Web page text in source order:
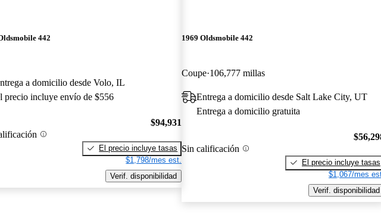
442
a domicilio desde Volo, IL
precio incluye envío de $556
$94,931
El precio incluye tasas
$1,798/mes est.
Verif. disponibilidad
1969 Oldsmobile 442
Coupe 106,777 millas
Entrega a domicilio desde Salt Lake City, UT
Entrega a domicilio gratuita
Sin calificación
El precio incluye tasas
$1,067/mes
Verif. disponibilidad